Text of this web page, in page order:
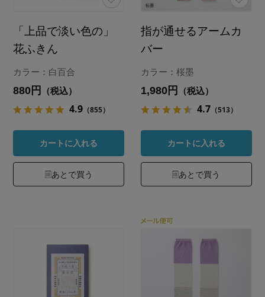
「上品で淡い色の」
花ふきん
カラー：白百合
880円 （税込）
4.9 （855）
カートに入れる
あとで買う
指が通せるアームカ
バー
カラー：桜墨
1,980円 （税込）
4.7 （513）
カートに入れる
あとで買う